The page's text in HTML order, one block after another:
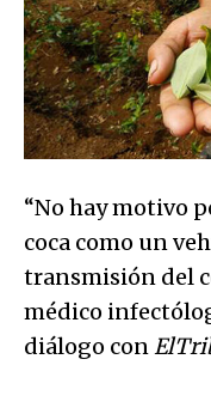
“No hay motivo
coca como un
transmisión del
médico
diálogo con